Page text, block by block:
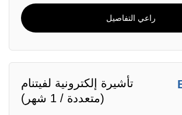
راعي التفاصيل
تأشيرة إلكترونية لفيتنام
(متعددة / 1 شهر)